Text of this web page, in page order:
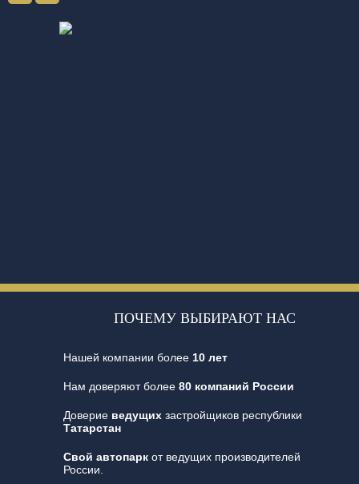
ПОЧЕМУ ВЫБИРАЮТ НАС
Нашей компании более 10 лет
Нам доверяют более 80 компаний России
Доверие ведущихзастройщиков республики
Татарстан
Свой автопаркот ведущих производителей
России.